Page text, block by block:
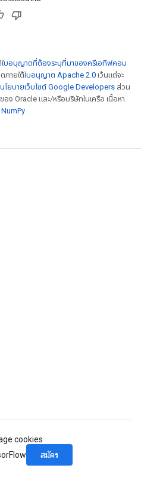
ใบอนุญาตที่ต้องระบุที่มาของครีเอทีฟคอม
ภายใต้ใบอนุญาต Apache 2.0 เว้นแต่จะ
นโยบายเว็บไซต์ Google Developers ส่วน
ง Oracle และ/หรือบริษัทในเครือ เนื้อหา
cookies
สมัคร